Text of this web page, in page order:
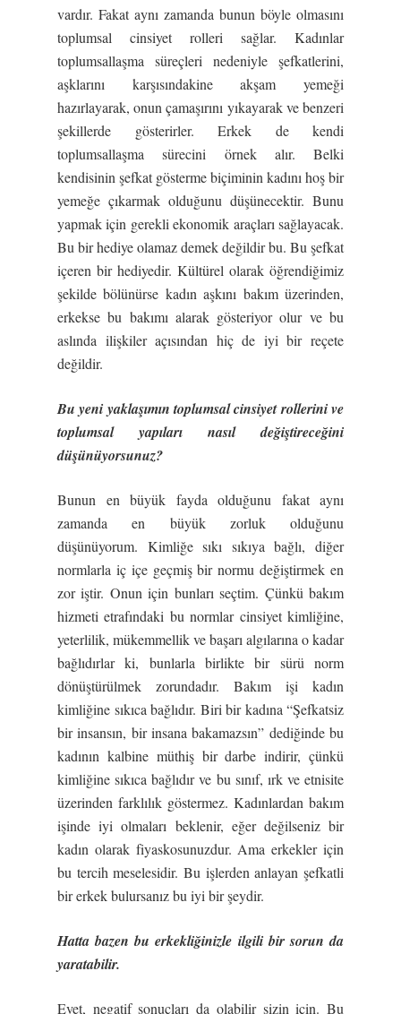
vardır. Fakat aynı zamanda bunun böyle olmasını
toplumsal cinsiyet rolleri sağlar. Kadınlar
toplumsallaşma süreçleri nedeniyle şefkatlerini,
aşklarını karşısındakine akşam yemeği
hazırlayarak, onun çamaşırını yıkayarak ve benzeri
şekillerde gösterirler. Erkek de kendi
toplumsallaşma sürecini örnek alır. Belki
kendisinin şefkat gösterme biçiminin kadını hoş bir
yemeğe çıkarmak olduğunu düşünecektir. Bunu
yapmak için gerekli ekonomik araçları sağlayacak.
Bu bir hediye olamaz demek değildir bu. Bu şefkat
içeren bir hediyedir. Kültürel olarak öğrendiğimiz
şekilde bölünürse kadın aşkını bakım üzerinden,
erkekse bu bakımı alarak gösteriyor olur ve bu
aslında ilişkiler açısından hiç de iyi bir reçete
değildir.
Bu yeni yaklaşımın toplumsal cinsiyet rollerini ve
toplumsal yapıları nasıl değiştireceğini
düşünüyorsunuz?
Bunun en büyük fayda olduğunu fakat aynı
zamanda en büyük zorluk olduğunu
düşünüyorum. Kimliğe sıkı sıkıya bağlı, diğer
normlarla iç içe geçmiş bir normu değiştirmek en
zor iştir. Onun için bunları seçtim. Çünkü bakım
hizmeti etrafındaki bu normlar cinsiyet kimliğine,
yeterlilik, mükemmellik ve başarı algılarına o kadar
bağlıdırlar ki, bunlarla birlikte bir sürü norm
dönüştürülmek zorundadır. Bakım işi kadın
kimliğine sıkıca bağlıdır. Biri bir kadına “Şefkatsiz
bir insansın, bir insana bakamazsın” dediğinde bu
kadının kalbine müthiş bir darbe indirir, çünkü
kimliğine sıkıca bağlıdır ve bu sınıf, ırk ve etnisite
üzerinden farklılık göstermez. Kadınlardan bakım
işinde iyi olmaları beklenir, eğer değilseniz bir
kadın olarak fiyaskosunuzdur. Ama erkekler için
bu tercih meselesidir. Bu işlerden anlayan şefkatli
bir erkek bulursanız bu iyi bir şeydir.
Hatta bazen bu erkekliğinizle ilgili bir sorun da
yaratabilir.
Evet, negatif sonuçları da olabilir sizin için. Bu